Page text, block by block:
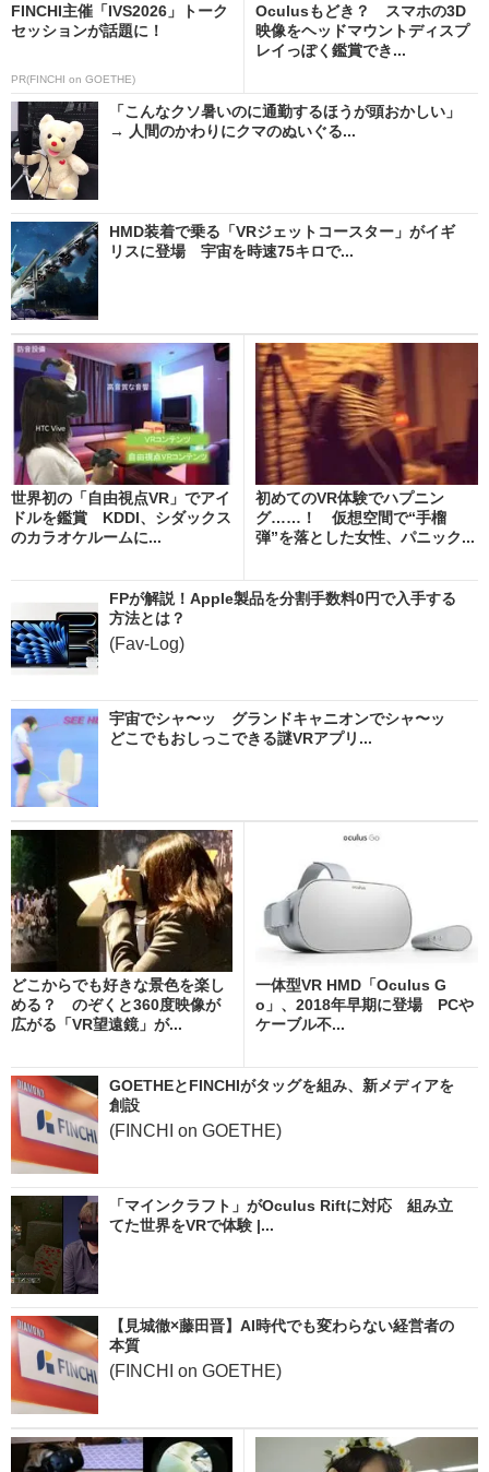
FINCHI主催「IVS2026」トーク
セッションが話題に！
PR(FINCHI on GOETHE)
Oculusもどき？ スマホの3D
映像をヘッドマウントディスプ
レイっぽく鑑賞でき...
「こんなクソ暑いのに通勤するほうが頭おかしい」
→ 人間のかわりにクマのぬいぐる...
HMD装着で乗る「VRジェットコースター」がイギ
リスに登場 宇宙を時速75キロで...
世界初の「自由視点VR」でアイ
ドルを鑑賞 KDDI、シダックス
のカラオケルームに...
初めてのVR体験でハプニン
グ……！ 仮想空間で“手榴
弾”を落とした女性、パニック...
FPが解説！Apple製品を分割手数料0円で入手する
方法とは？
(Fav-Log)
宇宙でシャ〜ッ グランドキャニオンでシャ〜ッ
どこでもおしっこできる謎VRアプリ...
どこからでも好きな景色を楽し
める？ のぞくと360度映像が
広がる「VR望遠鏡」が...
一体型VR HMD「Oculus G
o」、2018年早期に登場 PCや
ケーブル不...
GOETHEとFINCHIがタッグを組み、新メディアを
創設
(FINCHI on GOETHE)
「マインクラフト」がOculus Riftに対応 組み立
てた世界をVRで体験 |...
【見城徹×藤田晋】AI時代でも変わらない経営者の
本質
(FINCHI on GOETHE)